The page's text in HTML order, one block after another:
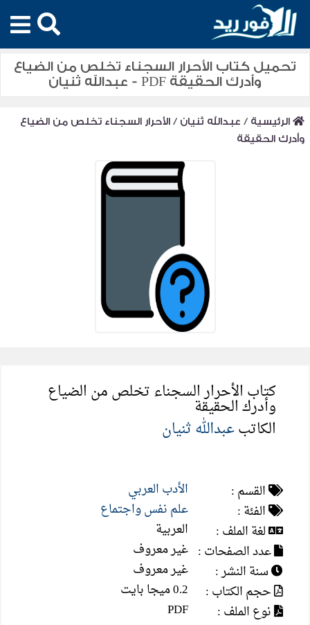
تحميل كتاب الأحرار السجناء تخلص من الضياع
وأدرك الحقيقة PDF - عبدالله ثنيان
الرئيسية / عبدالله ثنيان /الأحرار السجناء تخلص من الضياع
وأدرك الحقيقة
كتاب الأحرار السجناء تخلص من الضياع
وأدرك الحقيقة
الكاتبعبدالله ثنيان
القسم :
الأدب العربي
الفئة :
علم نفس واجتماع
لغة الملف :
العربية
عدد الصفحات : غير معروف
سنة النشر :
غير معروف
حجم الكتاب :
0.2 ميجا بايت
نوع الملف :
PDF